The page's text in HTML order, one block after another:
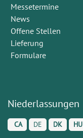
Messetermine
News
Offene Stellen
Lieferung
Formulare
Niederlassungen
CA DE DK HU